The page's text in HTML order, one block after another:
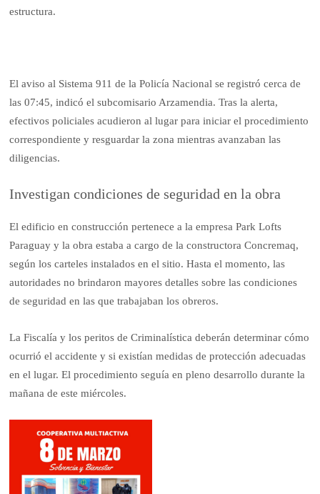
estructura.
El aviso al Sistema 911 de la Policía Nacional se registró cerca de
las 07:45, indicó el subcomisario Arzamendia. Tras la alerta,
efectivos policiales acudieron al lugar para iniciar el procedimiento
correspondiente y resguardar la zona mientras avanzaban las
diligencias.
Investigan condiciones de seguridad en la obra
El edificio en construcción pertenece a la empresa Park Lofts
Paraguay y la obra estaba a cargo de la constructora Concremaq,
según los carteles instalados en el sitio. Hasta el momento, las
autoridades no brindaron mayores detalles sobre las condiciones
de seguridad en las que trabajaban los obreros.
La Fiscalía y los peritos de Criminalística deberán determinar cómo
ocurrió el accidente y si existían medidas de protección adecuadas
en el lugar. El procedimiento seguía en pleno desarrollo durante la
mañana de este miércoles.